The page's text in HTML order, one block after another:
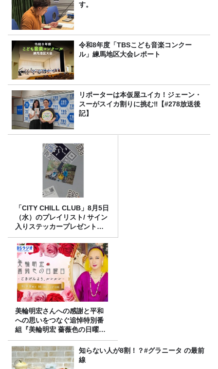
す。
令和8年度「TBSこども音楽コンクー
ル」練馬地区大会レポート
リポーターは本仮屋ユイカ！ジェーン・
スーがスイカ割りに挑む‼【#278放送後
記】
「CITY CHILL CLUB」8月5日
（水）のプレイリスト/ サイン
入りステッカープレゼント有
り
美輪明宏さんへの感謝と平和
への思いをつなぐ追悼特別番
組『美輪明宏 薔薇色の日曜日
～ごきげんよう、ルンルン
～』8/9（日）16時放送知らない人が8割！？#グラニータ の最前
線